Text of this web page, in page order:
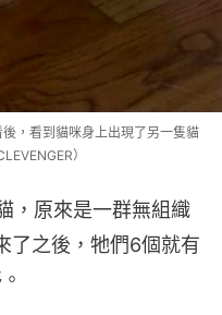
，看到貓咪身上出現了另一隻貓
）
，原來是一群無組織
了之後，牠們6個就有